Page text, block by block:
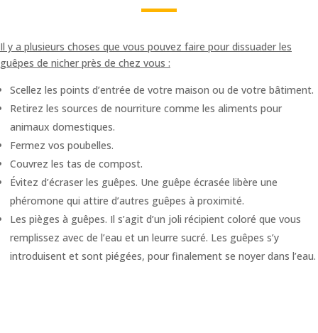
Il y a plusieurs choses que vous pouvez faire pour dissuader les
guêpes de nicher près de chez vous :
Scellez les points d’entrée de votre maison ou de votre bâtiment.
Retirez les sources de nourriture comme les aliments pour
animaux domestiques.
Fermez vos poubelles.
Couvrez les tas de compost.
Évitez d’écraser les guêpes. Une guêpe écrasée libère une
phéromone qui attire d’autres guêpes à proximité.
Les pièges à guêpes. Il s’agit d’un joli récipient coloré que vous
remplissez avec de l’eau et un leurre sucré. Les guêpes s’y
introduisent et sont piégées, pour finalement se noyer dans l’eau.